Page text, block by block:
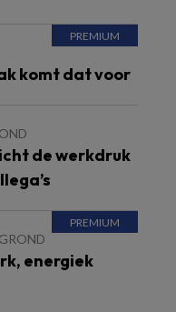
komt dat voor
de werkdruk
energiek